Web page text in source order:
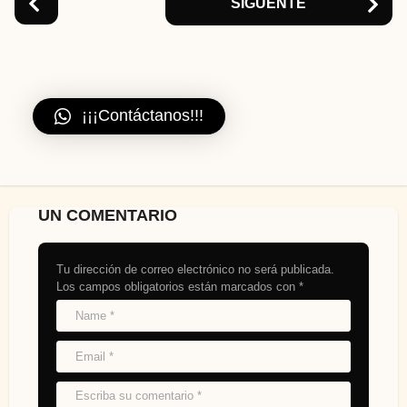
SIGUENTE
¡¡¡Contáctanos!!!
UN COMENTARIO
Tu dirección de correo electrónico no será publicada.
Los campos obligatorios están marcados con *